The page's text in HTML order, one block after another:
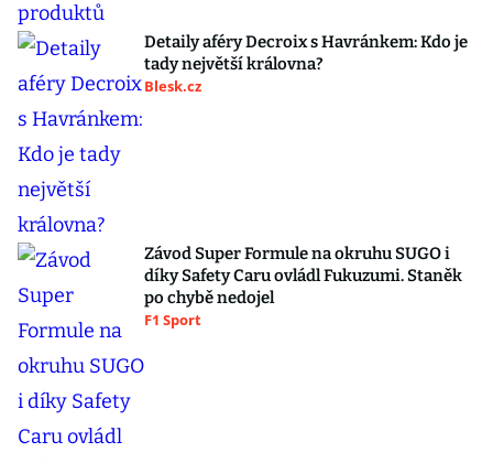
Detaily aféry Decroix s Havránkem: Kdo je
tady největší královna?
Blesk.cz
Závod Super Formule na okruhu SUGO i
díky Safety Caru ovládl Fukuzumi. Staněk
po chybě nedojel
F1 Sport